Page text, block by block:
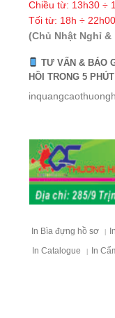
Chiều từ: 13h30 ÷
Tối từ: 18h ÷ 22h00
(Chủ Nhật Nghỉ &
TƯ VẤN & BÁO
HỒI TRONG 5 PHÚT
In Bìa đựng hồ sơ
In Catalogue In